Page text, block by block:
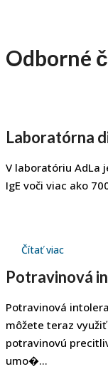
Odborné
Laboratórna
V laboratóriu AdLa
IgE voči viac ako
Čítať viac
Potravinová
Potravinová
môžete teraz
potravinovú
umo�...